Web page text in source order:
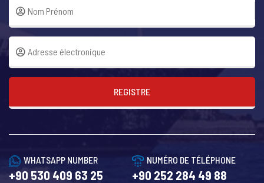
REGISTRE
WHATSAPP NUMBER
+90 530 409 63 25
NUMÉRO DE TÉLÉPHONE
+90 252 284 49 88